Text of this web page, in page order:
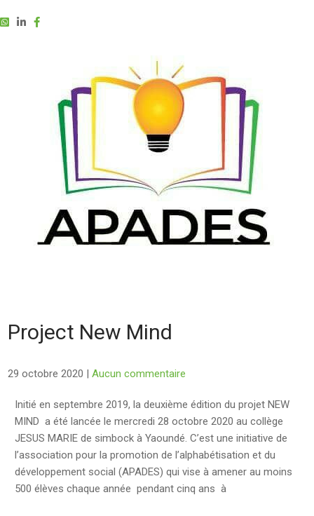
Project New Mind
29 octobre 2020 |Aucun commentaire
Initié en septembre 2019, la deuxième édition du projet NEW
MIND a été lancée le mercredi 28 octobre 2020 au collège
JESUS MARIE de simbock à Yaoundé. C’est une initiative de
l’association pour la promotion de l’alphabétisation et du
développement social (APADES) qui vise à amener au moins
500 élèves chaque année pendant cinq ans à